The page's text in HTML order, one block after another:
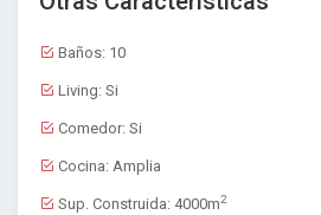
Baños: 10
Living: Si
Comedor: Si
Cocina: Amplia
Sup. Construida: 4000m2